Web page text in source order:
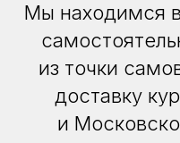
Мы находимся
из точки
доставку
и